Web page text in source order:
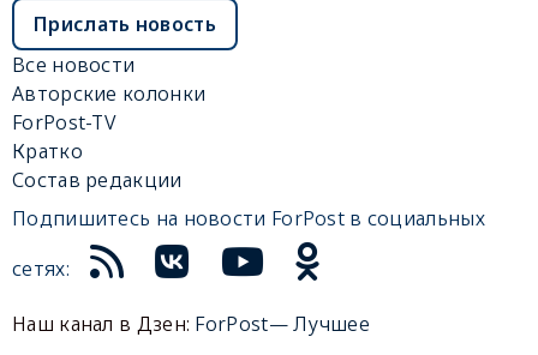
Прислать новость
Все новости
Авторские колонки
ForPost-TV
Кратко
Состав редакции
Подпишитесь на новости ForPost в социальных
сетях:
Наш канал в Дзен: ForPost— Лучшее